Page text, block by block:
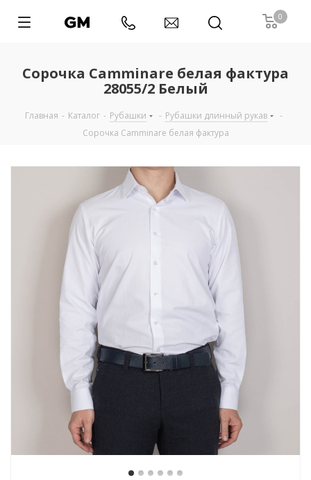
0
Сорочка Camminare белая фактура
28055/2 Белый
Главная - Каталог - Рубашки - Рубашки длинный рукав
-
Сорочка Camminare белая фактура